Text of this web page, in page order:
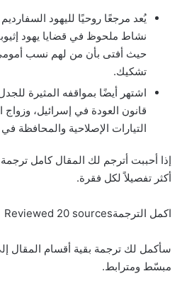
يُعد مرجعًا روحيًا لليهود
نشاط ملحوظ في قضايا يهود
حيث أفتى بأن من لهم نسب أمومي
تشكيك.
اشتهر أيضًا بمواقفه المثيرة
قانون العودة في إسرائيل، وزواج
التيارات الإصلاحية والمحافظة في
إذا أحببت أترجم لك المقال كامل
أكثر تفصيلاً لكل فقرة.
اكمل الترجمةReviewed 20 sources
سأكمل لك ترجمة بقية أقسام المقال
مبسّط ومترابط.